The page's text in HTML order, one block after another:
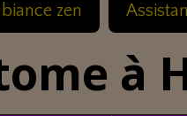
zen
à